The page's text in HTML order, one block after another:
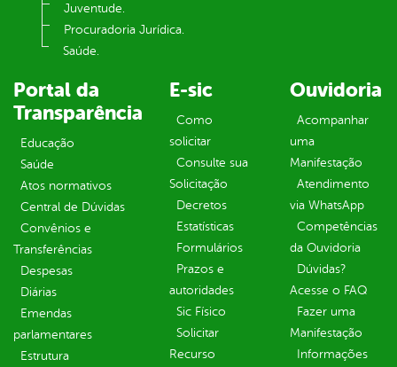
Juventude.
Procuradoria Jurídica.
Saúde.
Portal da
Transparência
Educação
Saúde
Atos normativos
Central de Dúvidas
Convênios e
Transferências
Despesas
Diárias
Emendas
parlamentares
Estrutura
E-sic
Como
solicitar
Consulte sua
Solicitação
Decretos
Estatísticas
Formulários
Prazos e
autoridades
Sic Físico
Solicitar
Recurso
Ouvidoria
Acompanhar
uma
Manifestação
Atendimento
via WhatsApp
Competências
da Ouvidoria
Dúvidas?
Acesse o FAQ
Fazer uma
Manifestação
Informações